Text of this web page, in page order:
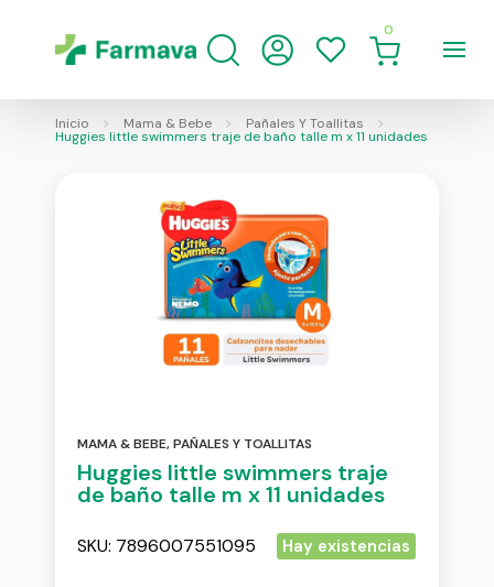
0
Inicio Mama & Bebe Pañales Y Toallitas
Huggies little swimmers traje de baño talle m x 11 unidades
MAMA & BEBE,PAÑALES Y TOALLITAS
Huggies little swimmers traje
de baño talle m x 11 unidades
SKU: 7896007551095 Hay existencias